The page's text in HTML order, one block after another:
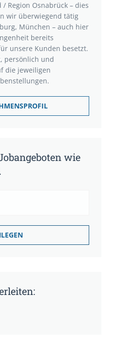
Region Osnabrück – dies
wir überwiegend tätig
München – auch hier
bereits
unsere Kunden besetzt.
persönlich und
die jeweiligen
wie